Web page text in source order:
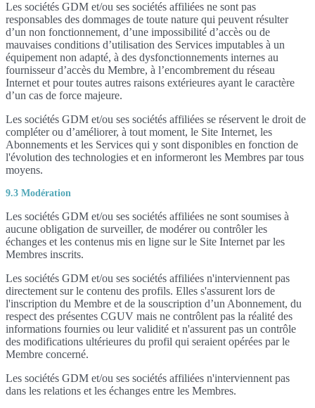
Les sociétés GDM et/ou ses sociétés affiliées ne sont pas
responsables des dommages de toute nature qui peuvent résulter
d’un non fonctionnement, d’une impossibilité d’accès ou de
mauvaises conditions d’utilisation des Services imputables à un
équipement non adapté, à des dysfonctionnements internes au
fournisseur d’accès du Membre, à l’encombrement du réseau
Internet et pour toutes autres raisons extérieures ayant le caractère
d’un cas de force majeure.
Les sociétés GDM et/ou ses sociétés affiliées se réservent le droit de
compléter ou d’améliorer, à tout moment, le Site Internet, les
Abonnements et les Services qui y sont disponibles en fonction de
l'évolution des technologies et en informeront les Membres par tous
moyens.
9.3 Modération
Les sociétés GDM et/ou ses sociétés affiliées ne sont soumises à
aucune obligation de surveiller, de modérer ou contrôler les
échanges et les contenus mis en ligne sur le Site Internet par les
Membres inscrits.
Les sociétés GDM et/ou ses sociétés affiliées n'interviennent pas
directement sur le contenu des profils. Elles s'assurent lors de
l'inscription du Membre et de la souscription d’un Abonnement, du
respect des présentes CGUV mais ne contrôlent pas la réalité des
informations fournies ou leur validité et n'assurent pas un contrôle
des modifications ultérieures du profil qui seraient opérées par le
Membre concerné.
Les sociétés GDM et/ou ses sociétés affiliées n'interviennent pas
dans les relations et les échanges entre les Membres.